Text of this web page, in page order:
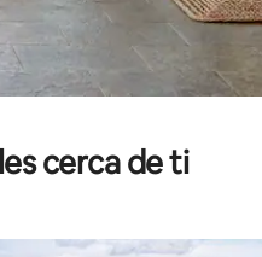
cerca de ti